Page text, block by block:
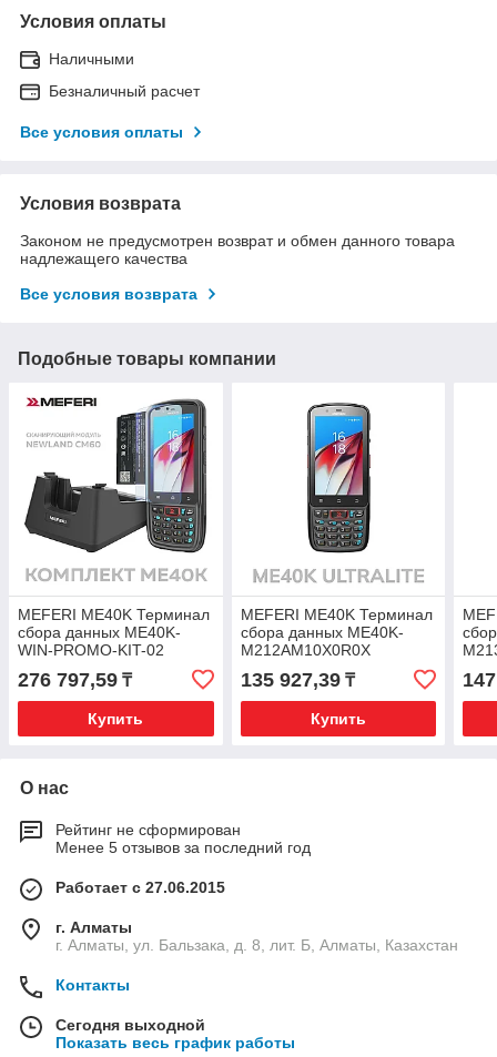
Условия оплаты
Наличными
Безналичный расчет
Все условия оплаты
Условия возврата
Законом не предусмотрен возврат и обмен данного товара
надлежащего качества
Все условия возврата
Подобные товары компании
MEFERI ME40K Терминал
сбора данных ME40K-
WIN-PROMO-KIT-02
276 797,59 ₸
Купить
MEFERI ME40K Терминал
сбора данных ME40K-
M212AM10X0R0X
135 927,39₸
Купить
О нас
Рейтинг не сформирован
Менее 5 отзывов за последний год
Работает с 27.06.2015
г. Алматы
г. Алматы, ул. Бальзака, д. 8, лит. Б, Алматы, Казахстан
Контакты
Сегодня выходной
Показать весь график работы